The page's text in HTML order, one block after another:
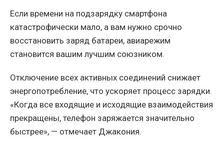
Если времени на подзарядку смартфона
катастрофически мало, а вам нужно срочно
восстановить заряд батареи, авиарежим
становится вашим лучшим союзником.
Отключение всех активных соединений снижает
энергопотребление, что ускоряет процесс зарядки.
«Когда все входящие и исходящие взаимодействия
прекращены, телефон заряжается значительно
быстрее», — отмечает Джакония.